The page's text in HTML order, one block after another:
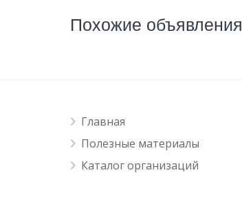
Похожие объявления
Главная
Полезные материалы
Каталог организаций